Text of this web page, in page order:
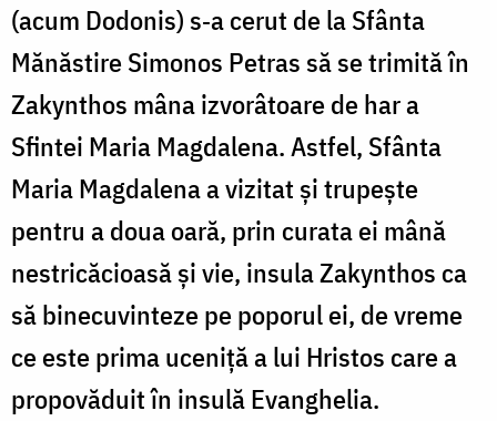
(acum Dodonis) s‐a cerut de la Sfânta
Mănăstire Simonos Petras să se trimită în
Zakynthos mâna izvorâtoare de har a
Sfintei Maria Magdalena. Astfel, Sfânta
Maria Magdalena a vizitat și trupește
pentru a doua oară, prin curata ei mână
nestricăcioasă și vie, insula Zakynthos ca
să binecuvinteze pe poporul ei, de vreme
ce este prima uceniță a lui Hristos care a
propovăduit în insulă Evanghelia.